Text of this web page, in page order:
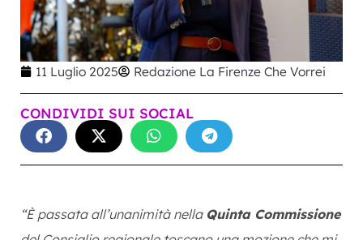
11 Luglio 2025 Redazione La Firenze Che Vorrei
CONDIVIDI SUI SOCIAL
“È passata all’unanimità nella Quinta Commissione